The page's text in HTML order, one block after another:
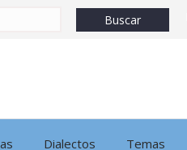
Dialectos Temas